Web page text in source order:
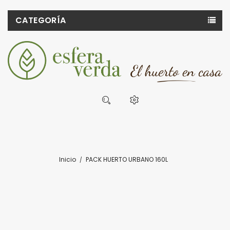
CATEGORÍA
Inicio PACK HUERTO URBANO 160L